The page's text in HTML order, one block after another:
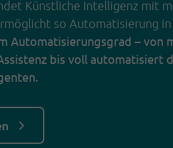
Künstliche Intelligenz mit
so Automatisierung
Automatisierungsgrad – von
bis voll automatisiert